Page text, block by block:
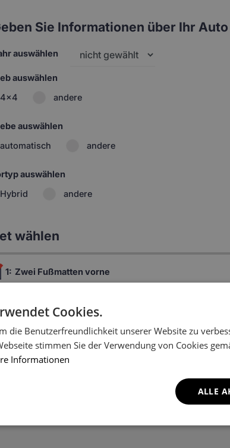
Sie Informationen über Ihr
auswählen
auswählen
4x4
andere
auswählen
automatisch
andere
auswählen
Hybrid
andere
wählen
1: Zwei Fußmatten vorne
Fahrermatte (mit Aufsteiger) +
Beifahrermatte
3: Zwei hintere Fußmatten 46.99
Cookies.
die Benutzerfreundlichkeit unserer Website zu
stimmen Sie der Verwendung von Cookies
Informationen
ALLE